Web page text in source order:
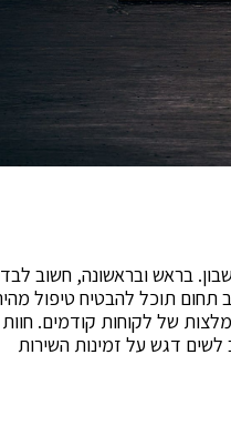
בראש ובראשונה, חשוב
תחום תוכל להבטיח טיפול
של לקוחות קודמים.
לשים דגש על זמינות השירות